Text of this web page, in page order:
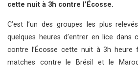
cette nuit à 3h contre l’Écosse.
C’est l’un des groupes les plus
quelques heures d’entrer en lice dans
contre l’Écosse cette nuit à 3h heure
matches contre le Brésil et le